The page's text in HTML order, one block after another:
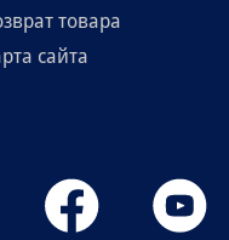
товара
сайта